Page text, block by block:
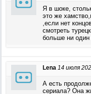
Я в шоке,
это же
,если нет
смотреть
больше ни один
Lena 14 июля
А есть
сериала? Она